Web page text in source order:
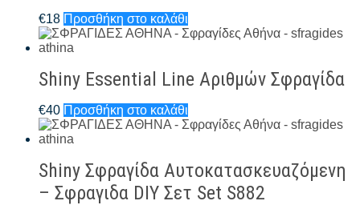
€18 Προσθήκη στο καλάθι
Shiny Essential Line Αριθμών Σφραγίδα
€40 Προσθήκη στο καλάθι
Shiny Σφραγίδα Αυτοκατασκευαζόμενη
– Σφραγιδα DIY Σετ Set S882